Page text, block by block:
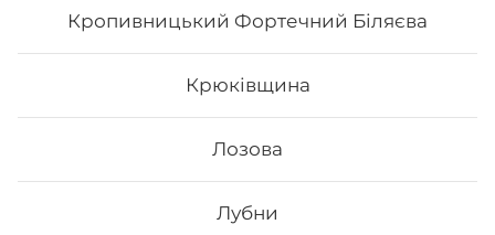
Кропивницький Фортечний Біляєва
Крюківщина
Лозова
Лубни
Авторський Блек мак рол
238₴ Хочу